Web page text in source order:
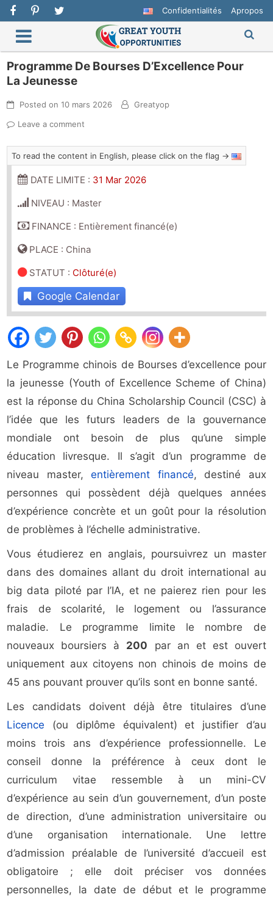
Confidentialités Apropos
Programme De Bourses D’Excellence Pour
La Jeunesse
Posted on10 mars 2026
Greatyop
Leave a comment
To read the content in English, please click on the flag →
DATE LIMITE : 31 Mar 2026
NIVEAU : Master
FINANCE : Entièrement financé(e)
PLACE : China
STATUT : Clôturé(e)
Google Calendar
Le Programme chinois de Bourses d’excellence pour
la jeunesse (Youth of Excellence Scheme of China)
est la réponse du China Scholarship Council (CSC) à
l’idée que les futurs leaders de la gouvernance
mondiale ont besoin de plus qu’une simple
éducation livresque. Il s’agit d’un programme de
niveau master,entièrement financé, destiné aux
personnes qui possèdent déjà quelques années
d’expérience concrète et un goût pour la résolution
de problèmes à l’échelle administrative.
Vous étudierez en anglais, poursuivrez un master
dans des domaines allant du droit international au
big data piloté par l’IA, et ne paierez rien pour les
frais de scolarité, le logement ou l’assurance
maladie. Le programme limite le nombre de
nouveaux boursiers à 200 par an et est ouvert
uniquement aux citoyens non chinois de moins de
45 ans pouvant prouver qu’ils sont en bonne santé.
Les candidats doivent déjà être titulaires d’une
Licence (ou diplôme équivalent) et justifier d’au
moins trois ans d’expérience professionnelle. Le
conseil donne la préférence à ceux dont le
curriculum vitae ressemble à un mini-CV
d’expérience au sein d’un gouvernement, d’un poste
de direction, d’une administration universitaire ou
d’une organisation internationale. Une lettre
d’admission préalable de l’université d’accueil est
obligatoire ; elle doit préciser vos données
personnelles, la date de début et le programme